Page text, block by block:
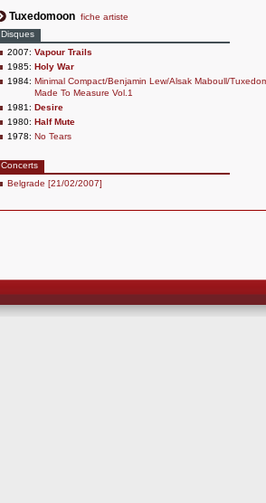
Tuxedomoon fiche artiste
Disques
2007: Vapour Trails
1985: Holy War
1984: Minimal Compact/Benjamin Lew/Alsak Maboull/
Made To Measure Vol.1
1981: Desire
1980: Half Mute
1978: No Tears
Concerts
Belgrade [21/02/2007]